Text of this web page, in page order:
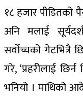
१८ हजार पीडितको
अनि मलाई
सर्वोच्चको गेटभित्रै
गरे, ‘प्रहरीलाई
भनियो ।